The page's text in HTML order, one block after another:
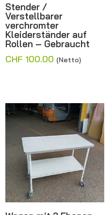
Stender /
Verstellbarer
verchromter
Kleiderständer auf
Rollen – Gebraucht
CHF 100.00 (Netto)